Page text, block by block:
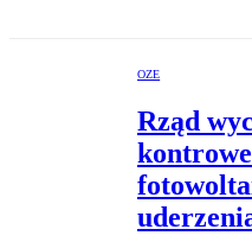
OZE
Rząd